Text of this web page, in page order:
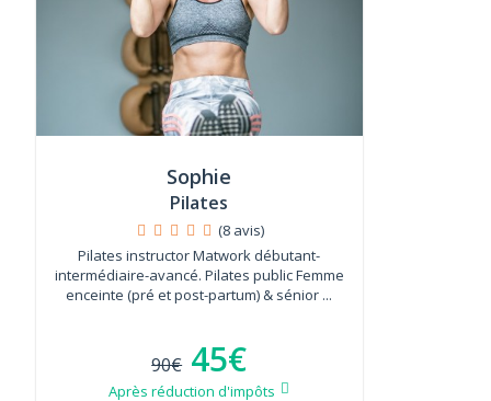
Sophie
Pilates
(8 avis)
Pilates instructor Matwork débutant-
intermédiaire-avancé. Pilates public Femme
enceinte (pré et post-partum) & sénior ...
90€ 45€
Après réduction d'impôts